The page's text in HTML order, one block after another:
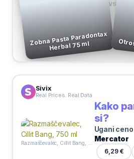
Zobna Pasta Paradontax
Herbal 75 ml
VS
Sivix
Real Prices. Real Data
Kako
si?
Ugani
Mercator
6,29 €